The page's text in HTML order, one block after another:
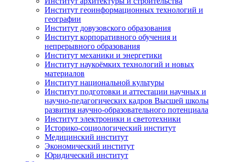
Институт геоинформационных технологий и
географии
Институт довузовского образования
Институт корпоративного обучения и
непрерывного образования
Институт механики и энергетики
Институт наукоёмких технологий и новых
материалов
Институт национальной культуры
Институт подготовки и аттестации научных и
научно-педагогических кадров Высшей школы
развития научно-образовательного потенциала
Институт электроники и светотехники
Историко-социологический институт
Медицинский институт
Экономический институт
Юридический институт